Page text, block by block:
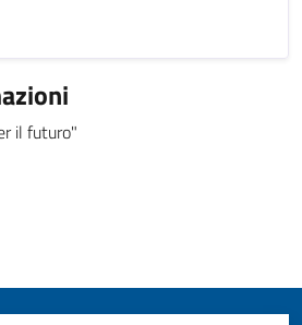
il futuro"